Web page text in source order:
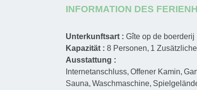
INFORMATION DES
Unterkunftsart :Gîte op de boerderij
Kapazität :8 Personen 1
Ausstattung :
Internetanschluss Offener Kamin
Sauna Waschmaschine